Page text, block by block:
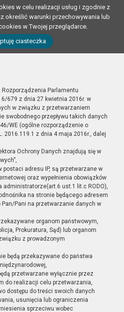
w celu realizacji usług i zgodnie z
określić warunki przechowywania lub
w Twojej przeglądarce.
ciasteczka
Rozporządzenia Parlamentu
679 z dnia 27 kwietnia 2016r. w
w związku z przetwarzaniem
swobodnego przepływu takich danych
WE (ogólne rozporządzenie o
2016.119.1 z dnia 4 maja 2016r., dalej
Ochrony Danych znajdują się w
postaci adresu IP, są przetwarzane w
oraz wypełnienia obowiązków
administratorze(art.6 ust.1 lit.c RODO),
na stronie będącego adresem
Pani na przetwarzanie danych w
organom państwowym,
Prokuratura, Sąd) lub organom
z prowadzonym
będą przekazywane do państwa
przetwarzane wyłącznie przez
do realizacji celu przetwarzania,
dostępu do treści swoich danych
usunięcia lub ograniczenia
sprzeciwu wobec